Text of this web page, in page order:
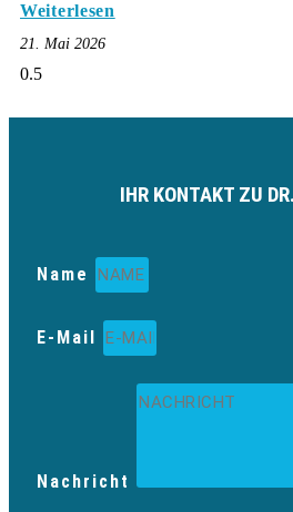
Weiterlesen
21. Mai 2026
IHR KONTAKT ZU
Name
E-Mail
Nachricht